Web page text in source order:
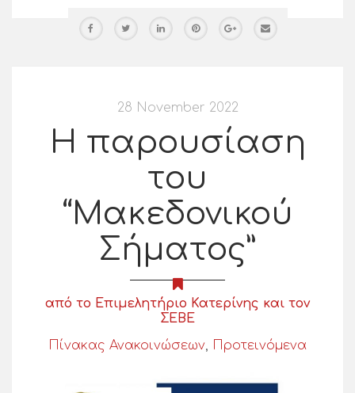
28 November 2022
Η παρουσίαση
του
“Μακεδονικού
Σήματος”
από το Επιμελητήριο Κατερίνης και τον
ΣΕΒΕ
Πίνακας Ανακοινώσεων, Προτεινόμενα